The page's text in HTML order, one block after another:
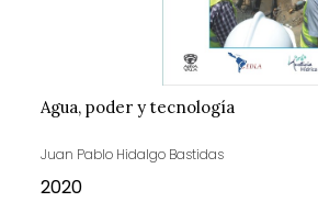
Agua, poder y tecnología
Juan Pablo Hidalgo Bastidas
2020